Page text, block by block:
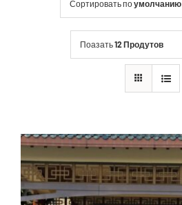
Сортировать поумолчанию
Поазать12 Продутов